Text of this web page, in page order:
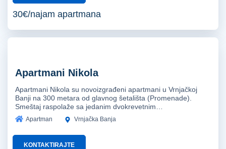
30€/najam apartmana
Apartmani Nikola
Apartmani Nikola su novoizgrađeni apartmani u Vrnjačkoj
Banji na 300 metara od glavnog šetališta (Promenade).
Smeštaj raspolaže sa jedanim dvokrevetnim…
Apartman Vrnjačka Banja
KONTAKTIRAJTE